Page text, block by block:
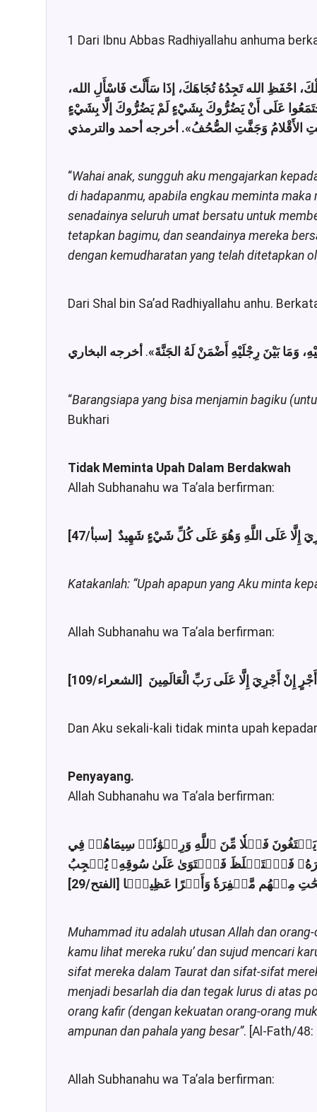
1 Dari Ibnu Abbas Radhiyallahu anhuma
احْفَظِ الله تَجِدُهُ تُجَاهَكَ، إذَا سَأَلْتَ فَاسْأَلِ الله،
اجْتَمَعُوا عَلَى أَنْ يَضُرُّوكَ بِشَيْءٍ لَمْ يَضُرُّوكَ إلَّا بِشَيْءٍ
الأَقْلامُ وَجَفَّتِ الصُّحُفُ»
“Wahai anak, sungguh aku mengajarkan
di hadapanmu, apabila engkau meminta
senadainya seluruh umat bersatu untuk
tetapkan bagimu, dan seandainya mereka
dengan kemudharatan yang telah ditetapkan
Dari Shal bin Sa’ad Radhiyallahu anhu.
وَمَا بَيْنَ رِجْلَيْهِ أَضْمَنْ لَهُ الجَنَّةَ».
“Barangsiapa yang bisa menjamin bagiku
Bukhari
Tidak Meminta Upah Dalam Berdakwah
Allah Subhanahu wa Ta’ala berfirman:
Katakanlah: “Upah apapun yang Aku minta
Allah Subhanahu wa Ta’ala berfirman:
Dan Aku sekali-kali tidak minta upah
Penyayang.
Allah Subhanahu wa Ta’ala berfirman:
يَبۡتَغُونَ فَضۡلٗا مِّنَ ٱللَّهِ وَرِضۡوَٰنٗاۖ سِيمَاهُمۡ فِي
فَٱسۡتَغۡلَظَ فَٱسۡتَوَىٰ عَلَىٰ سُوقِهِۦ يُعۡجِبُ
مِنۡهُم مَّغۡفِرَةٗ وَأَجۡرًا عَظِيمَۢا [الفتح/29]
Muhammad itu adalah utusan Allah dan
kamu lihat mereka ruku’ dan sujud mencari
sifat mereka dalam Taurat dan sifat-sifat
menjadi besarlah dia dan tegak lurus di atas
orang kafir (dengan kekuatan orang-orang
ampunan dan pahala yang besar”. [Al-Fath/48:
Allah Subhanahu wa Ta’ala berfirman: